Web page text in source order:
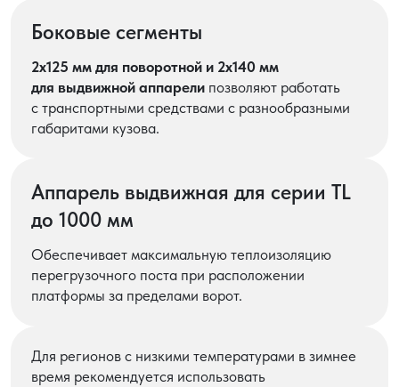
Боковые сегменты
2х125 мм для поворотной и 2х140 мм
для выдвижной аппарелипозволяют работать
с транспортными средствами с разнообразными
габаритами кузова.
Аппарель выдвижная для серии TL
до 1000 мм
Обеспечивает максимальную теплоизоляцию
перегрузочного поста при расположении
платформы за пределами ворот.
Для регионов с низкими температурами в зимнее
время рекомендуется использовать